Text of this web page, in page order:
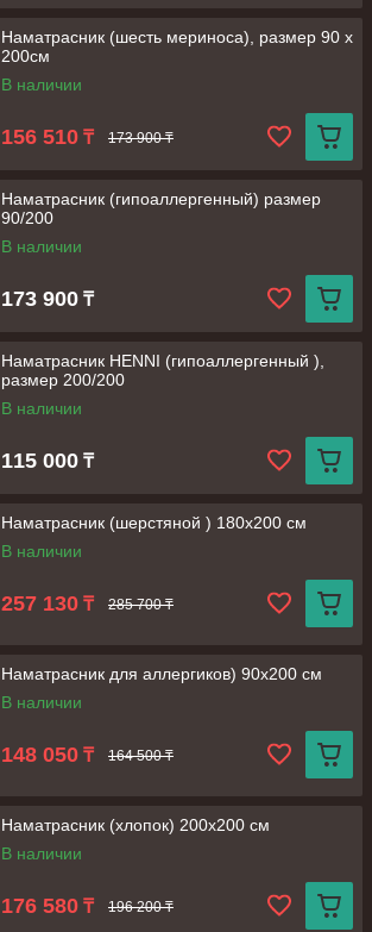
Наматрасник (шесть мериноса), размер 90 х
200см
В наличии
156 510 ₸ 173 900 ₸
Наматрасник (гипоаллергенный) размер
90/200
В наличии
173 900 ₸
Наматрасник HENNI (гипоаллергенный ),
размер 200/200
В наличии
115 000 ₸
Наматрасник (шерстяной ) 180х200 см
В наличии
257 130 ₸ 285 700 ₸
Наматрасник для аллергиков) 90х200 см
В наличии
148 050 ₸ 164 500 ₸
Наматрасник (хлопок) 200х200 см
В наличии
176 580 ₸ 196 200 ₸